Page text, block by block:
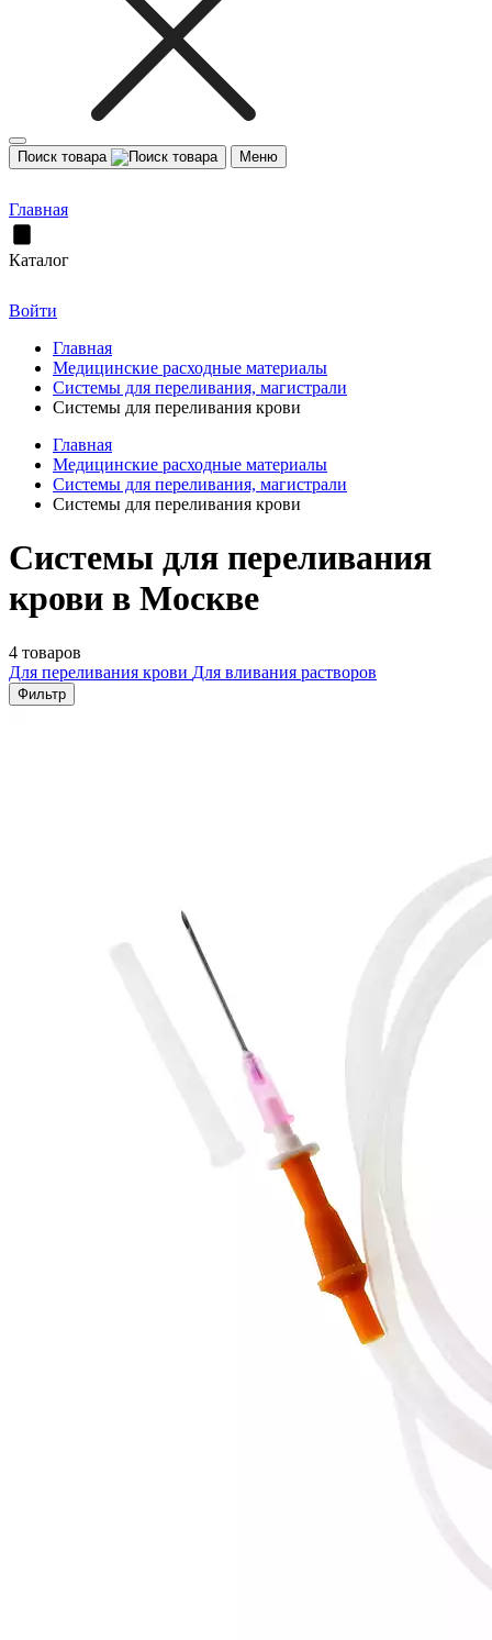
Поиск товара Меню
Главная
Каталог
Войти
Главная
Медицинские расходные материалы
Системы для переливания, магистрали
Системы для переливания крови
Главная
Медицинские расходные материалы
Системы для переливания, магистрали
Системы для переливания крови
Системы для переливания
крови в Москве
4 товаров
Для переливания крови Для вливания растворов
Фильтр